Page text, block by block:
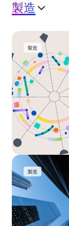
製造
製造
お客様
製造